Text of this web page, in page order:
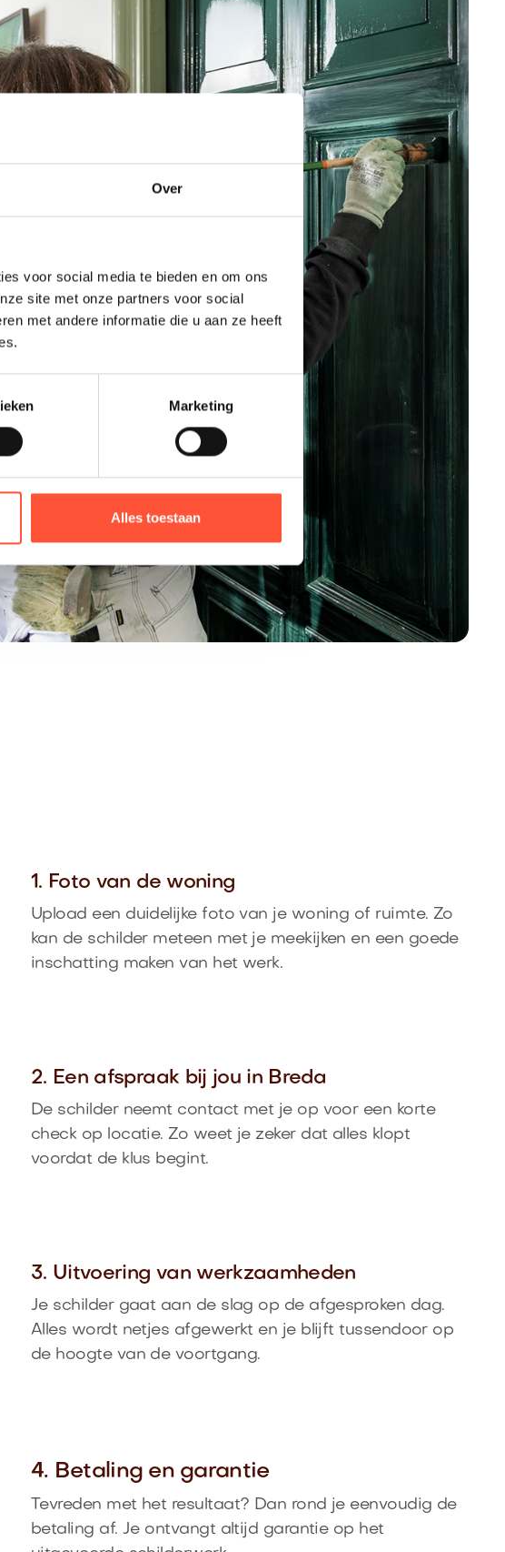
Over
voor social media te bieden en om ons
site met onze partners voor social
met andere informatie die u aan ze heeft
Marketing
Alles toestaan
1. Foto van de woning
Upload een duidelijke foto van je woning of ruimte. Zo
kan de schilder meteen met je meekijken en een goede
inschatting maken van het werk.
2. Een afspraak bij jou in Breda
De schilder neemt contact met je op voor een korte
check op locatie. Zo weet je zeker dat alles klopt
voordat de klus begint.
3. Uitvoering van werkzaamheden
Je schilder gaat aan de slag op de afgesproken dag.
Alles wordt netjes afgewerkt en je blijft tussendoor op
de hoogte van de voortgang.
4. Betaling en garantie
Tevreden met het resultaat? Dan rond je eenvoudig de
betaling af. Je ontvangt altijd garantie op het